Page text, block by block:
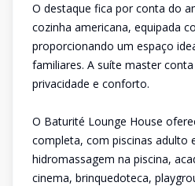
O destaque fica por conta do
cozinha americana, equipada
proporcionando um espaço
familiares. A suíte master
privacidade e conforto.
O Baturité Lounge House
completa, com piscinas adulto
hidromassagem na piscina,
cinema, brinquedoteca,